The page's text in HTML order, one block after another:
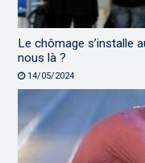
Le chômage s’installe
nous là ?
14/05/2024